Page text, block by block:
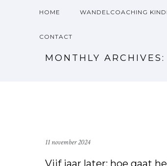
HOME WANDELCOACHING
CONTACT
MONTHLY ARCHIVES:
11 november 2024
Vijf jaar later: hoe gaat